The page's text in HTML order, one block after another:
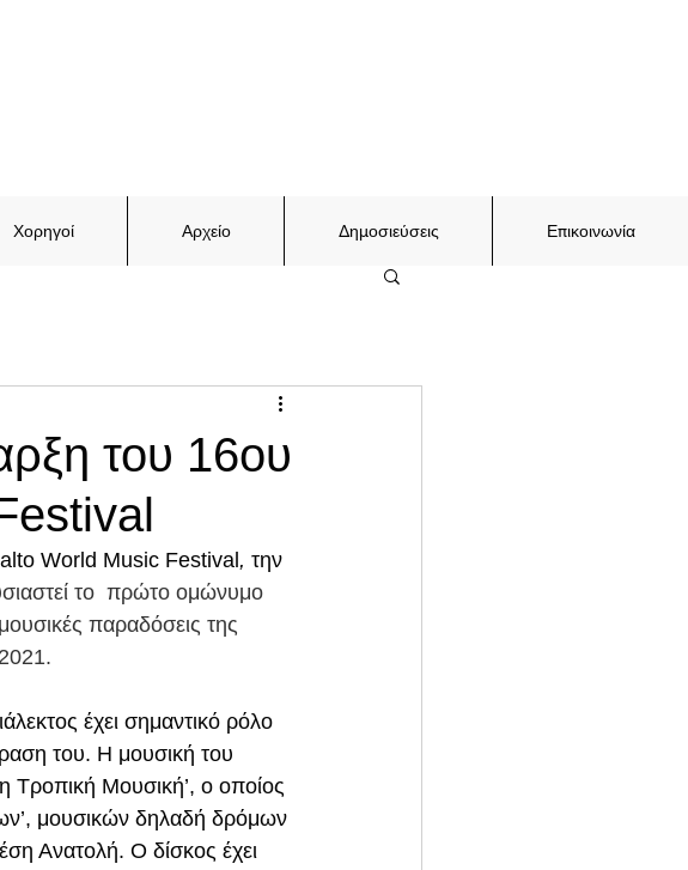
Χορηγοί Αρχείο Δημοσιεύσεις Επικοινωνία
του 16ου
World Music Festival , την
το  πρώτο ομώνυμο
παραδόσεις της
έχει σημαντικό ρόλο
του. Η μουσική του
Tροπική Mουσική’, ο οποίος
μουσικών δηλαδή δρόμων
Ανατολή. Ο δίσκος έχει